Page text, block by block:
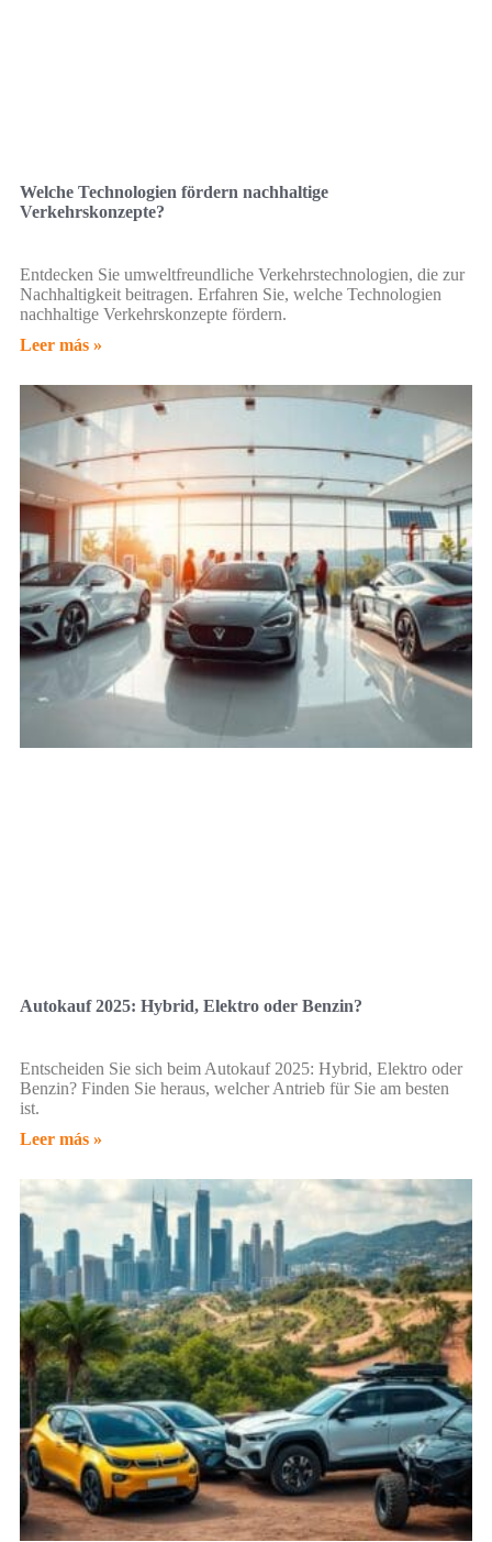
Welche Technologien fördern nachhaltige
Verkehrskonzepte?
Entdecken Sie umweltfreundliche Verkehrstechnologien, die zur
Nachhaltigkeit beitragen. Erfahren Sie, welche Technologien
nachhaltige Verkehrskonzepte fördern.
Leer más »
Autokauf 2025: Hybrid, Elektro oder Benzin?
Entscheiden Sie sich beim Autokauf 2025: Hybrid, Elektro oder
Benzin? Finden Sie heraus, welcher Antrieb für Sie am besten
ist.
Leer más »